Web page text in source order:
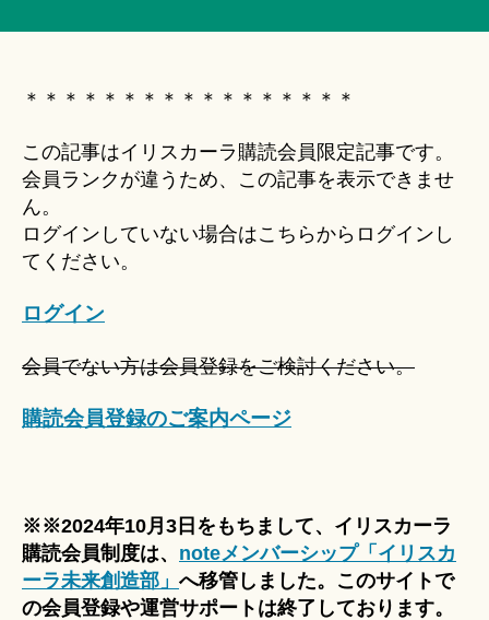
a
ki
＊
＊＊＊＊＊＊＊＊＊＊＊＊＊＊＊＊＊
この記事はイリスカーラ購読会員限定記事です。
会員ランクが違うため、この記事を表示できませ
ん。
ログインしていない場合はこちらからログインし
てください。
ログイン
会員でない方は会員登録をご検討ください。
購読会員登録のご案内ページ
※※2024年10月3日をもちまして、イリスカーラ
購読会員制度は、 noteメンバーシップ「イリスカ
ーラ未来創造部」 へ移管しました。このサイトで
の会員登録や運営サポートは終了しております。